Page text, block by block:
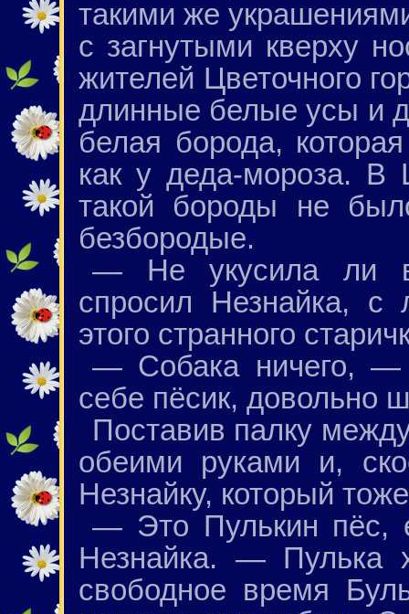
такими же
с загнутыми кверху
жителей Цветочного
длинные белые усы и
белая борода,
как у деда-мороза. В
такой бороды не
безбородые.
— Не укусила ли
спросил Незнайка, с
этого странного
— Собака ничего, —
себе пёсик, довольно
Поставив палку
обеими руками и,
Незнайку, который
— Это Пулькин пёс,
Незнайка. — Пулька
свободное время